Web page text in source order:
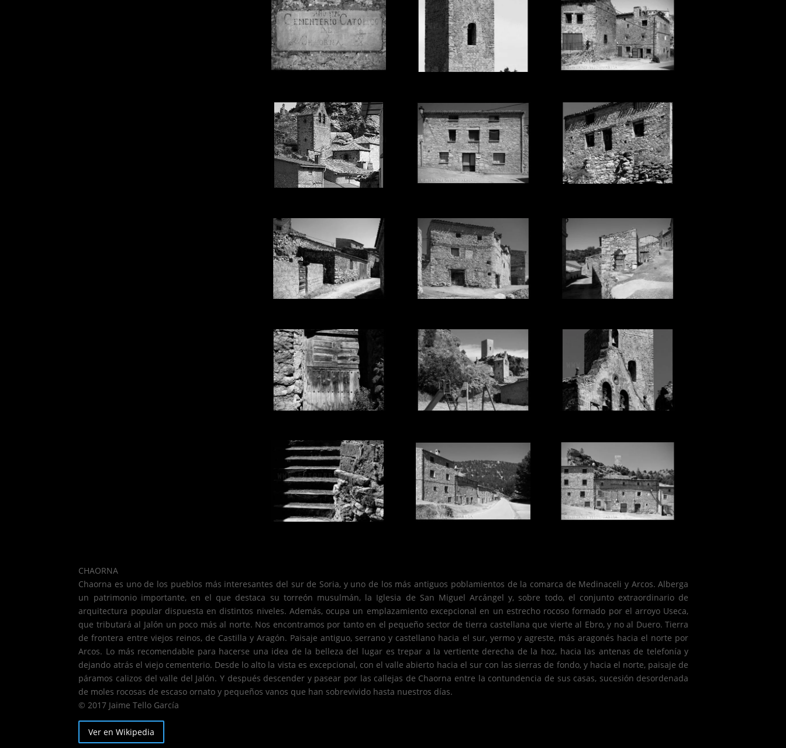
CHAORNA
Chaorna es uno de los pueblos más interesantes del sur de Soria, y uno de los más antiguos poblamientos de la comarca de Medinaceli y Arcos. Alberga
un patrimonio importante, en el que destaca su torreón musulmán, la Iglesia de San Miguel Arcángel y, sobre todo, el conjunto extraordinario de
arquitectura popular dispuesta en distintos niveles. Además, ocupa un emplazamiento excepcional en un estrecho rocoso formado por el arroyo Useca,
que tributará al Jalón un poco más al norte. Nos encontramos por tanto en el pequeño sector de tierra castellana que vierte al Ebro, y no al Duero. Tierra
de frontera entre viejos reinos, de Castilla y Aragón. Paisaje antiguo, serrano y castellano hacia el sur, yermo y agreste, más aragonés hacia el norte por
Arcos. Lo más recomendable para hacerse una idea de la belleza del lugar es trepar a la vertiente derecha de la hoz, hacia las antenas de telefonía y
dejando atrás el viejo cementerio. Desde lo alto la vista es excepcional, con el valle abierto hacia el sur con las sierras de fondo, y hacia el norte, paisaje de
páramos calizos del valle del Jalón. Y después descender y pasear por las callejas de Chaorna entre la contundencia de sus casas, sucesión desordenada
de moles rocosas de escaso ornato y pequeños vanos que han sobrevivido hasta nuestros días.
© 2017 Jaime Tello García
Ver en Wikipedia